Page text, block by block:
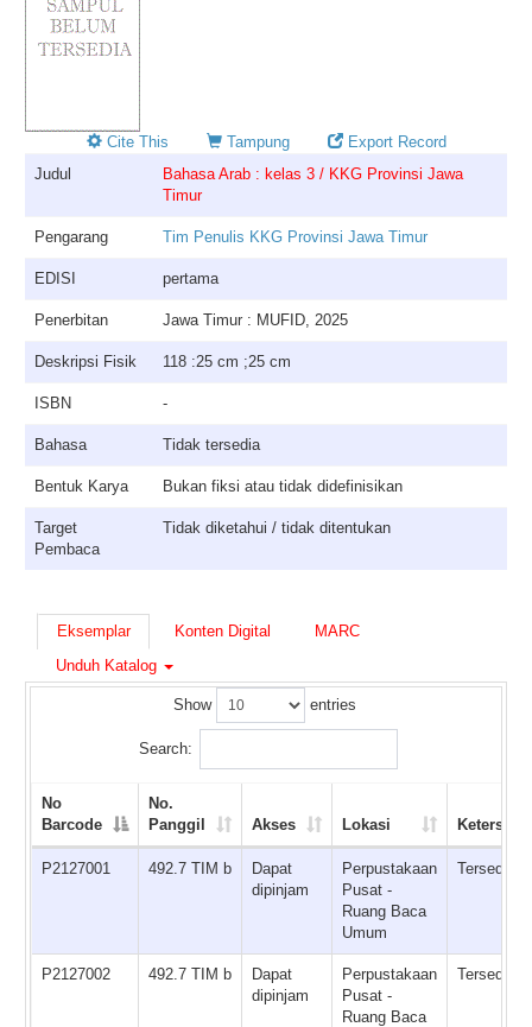
Cite This Tampung
Export Record
Judul
Bahasa Arab : kelas 3 / KKG Provinsi Jawa
Timur
Pengarang Tim Penulis KKG Provinsi Jawa Timur
EDISI pertama
Penerbitan Jawa Timur : MUFID, 2025
Deskripsi Fisik 118 :25 cm ;25 cm
ISBN -
Bahasa Tidak tersedia
Bentuk Karya Bukan fiksi atau tidak didefinisikan
Target
Pembaca
Tidak diketahui / tidak ditentukan
Eksemplar Konten Digital
MARC
Unduh Katalog
Show entries
Search:
No
Barcode
No.
Panggil
Akses Lokasi
P2127001 492.7 TIM b
Dapat
dipinjam
Perpustakaan
Pusat -
Ruang Baca
Umum
Tersedia
P2127002 492.7 TIM b
Dapat
dipinjam
Perpustakaan
Pusat -
Ruang Baca
Tersedia